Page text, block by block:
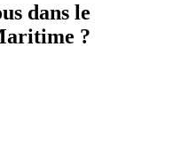
dans le
?